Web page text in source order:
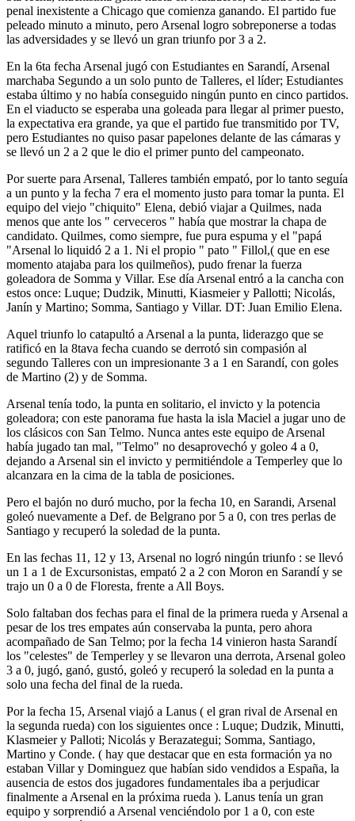
penal inexistente a Chicago que comienza ganando. El partido fue
peleado minuto a minuto, pero Arsenal logro sobreponerse a todas
las adversidades y se llevó un gran triunfo por 3 a 2.
En la 6ta fecha Arsenal jugó con Estudiantes en Sarandí, Arsenal
marchaba Segundo a un solo punto de Talleres, el líder; Estudiantes
estaba último y no había conseguido ningún punto en cinco partidos.
En el viaducto se esperaba una goleada para llegar al primer puesto,
la expectativa era grande, ya que el partido fue transmitido por TV,
pero Estudiantes no quiso pasar papelones delante de las cámaras y
se llevó un 2 a 2 que le dio el primer punto del campeonato.
Por suerte para Arsenal, Talleres también empató, por lo tanto seguía
a un punto y la fecha 7 era el momento justo para tomar la punta. El
equipo del viejo "chiquito" Elena, debió viajar a Quilmes, nada
menos que ante los " cerveceros " había que mostrar la chapa de
candidato. Quilmes, como siempre, fue pura espuma y el "papá
"Arsenal lo liquidó 2 a 1. Ni el propio " pato " Fillol,( que en ese
momento atajaba para los quilmeños), pudo frenar la fuerza
goleadora de Somma y Villar. Ese día Arsenal entró a la cancha con
estos once: Luque; Dudzik, Minutti, Kiasmeier y Pallotti; Nicolás,
Janín y Martino; Somma, Santiago y Villar. DT: Juan Emilio Elena.
Aquel triunfo lo catapultó a Arsenal a la punta, liderazgo que se
ratificó en la 8tava fecha cuando se derrotó sin compasión al
segundo Talleres con un impresionante 3 a 1 en Sarandí, con goles
de Martino (2) y de Somma.
Arsenal tenía todo, la punta en solitario, el invicto y la potencia
goleadora; con este panorama fue hasta la isla Maciel a jugar uno de
los clásicos con San Telmo. Nunca antes este equipo de Arsenal
había jugado tan mal, "Telmo" no desaprovechó y goleo 4 a 0,
dejando a Arsenal sin el invicto y permitiéndole a Temperley que lo
alcanzara en la cima de la tabla de posiciones.
Pero el bajón no duró mucho, por la fecha 10, en Sarandi, Arsenal
goleó nuevamente a Def. de Belgrano por 5 a 0, con tres perlas de
Santiago y recuperó la soledad de la punta.
En las fechas 11, 12 y 13, Arsenal no logró ningún triunfo : se llevó
un 1 a 1 de Excursonistas, empató 2 a 2 con Moron en Sarandí y se
trajo un 0 a 0 de Floresta, frente a All Boys.
Solo faltaban dos fechas para el final de la primera rueda y Arsenal a
pesar de los tres empates aún conservaba la punta, pero ahora
acompañado de San Telmo; por la fecha 14 vinieron hasta Sarandí
los "celestes" de Temperley y se llevaron una derrota, Arsenal goleo
3 a 0, jugó, ganó, gustó, goleó y recuperó la soledad en la punta a
solo una fecha del final de la rueda.
Por la fecha 15, Arsenal viajó a Lanus ( el gran rival de Arsenal en
la segunda rueda) con los siguientes once : Luque; Dudzik, Minutti,
Klasmeier y Palloti; Nicolás y Berazategui; Somma, Santiago,
Martino y Conde. ( hay que destacar que en esta formación ya no
estaban Villar y Dominguez que habían sido vendidos a España, la
ausencia de estos dos jugadores fundamentales iba a perjudicar
finalmente a Arsenal en la próxima rueda ). Lanus tenía un gran
equipo y sorprendió a Arsenal venciéndolo por 1 a 0, con este